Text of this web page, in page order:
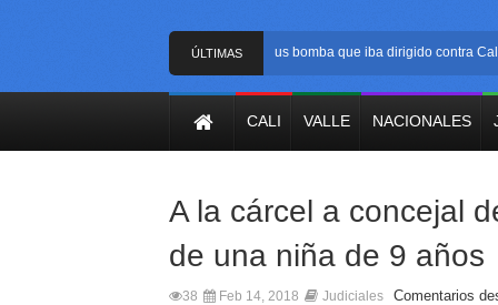
ÚLTIMAS
NOTICIAS
Frustran atentado con bus bomba que iba dirigido contra Cali
CALI VALLE NACIONALES
A la cárcel a concejal
de una niña de 9 años
38 Feb 14, 2018 Judiciales Comentarios